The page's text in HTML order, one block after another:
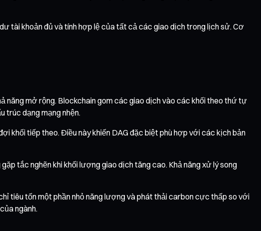
tài khoản đủ và tính hợp lệ của tất cả các giao dịch trong lịch sử. Cơ
năng mở rộng. Blockchain gom các giao dịch vào các khối theo thứ tự
trúc dạng mạng nhện.
khối tiếp theo. Điều này khiến DAG đặc biệt phù hợp với các kịch bản
tắc nghẽn khi khối lượng giao dịch tăng cao. Khả năng xử lý song
tiêu tốn một phần nhỏ năng lượng và phát thải carbon cực thấp so với
ngành.